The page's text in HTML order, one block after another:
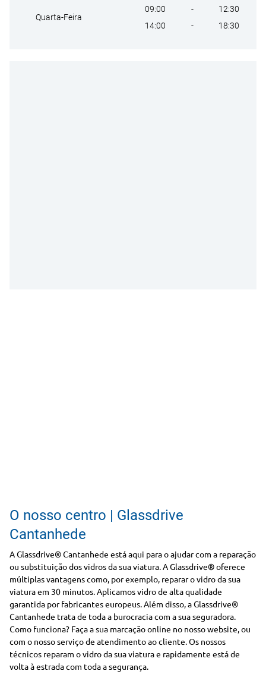
Quarta-Feira
09:00 -
12:30
14:00
- 18:30
O nosso centro | Glassdrive
Cantanhede
A Glassdrive® Cantanhede está aqui para o ajudar com a reparação
ou substituição dos vidros da sua viatura. A Glassdrive® oferece
múltiplas vantagens como, por exemplo, reparar o vidro da sua
viatura em 30 minutos. Aplicamos vidro de alta qualidade
garantida por fabricantes europeus. Além disso, a Glassdrive®
Cantanhede trata de toda a burocracia com a sua seguradora.
Como funciona? Faça a sua marcação online no nosso website, ou
com o nosso serviço de atendimento ao cliente. Os nossos
técnicos reparam o vidro da sua viatura e rapidamente está de
volta à estrada com toda a segurança.